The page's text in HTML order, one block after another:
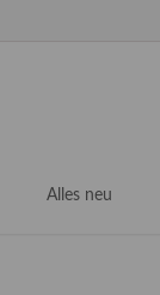
Alles neu